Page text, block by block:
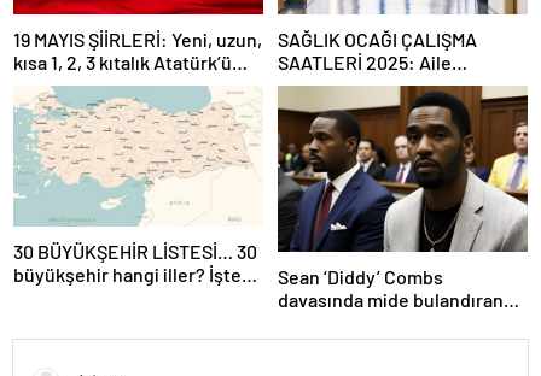
19 MAYIS ŞİİRLERİ: Yeni, uzun,
kısa 1, 2, 3 kıtalık Atatürk’ü
Anma Gençlik ve Spor
Bayramı şiirleri…
SAĞLIK OCAĞI ÇALIŞMA
SAATLERİ 2025: Aile
Hekimliği kaçta açılıyor, kaça
kadar açık? Sağlık ocağı hafta
sonu açık mı?
30 BÜYÜKŞEHİR LİSTESİ… 30
büyükşehir hangi iller? İşte
Sean ‘Diddy’ Combs
davasında mide bulandıran